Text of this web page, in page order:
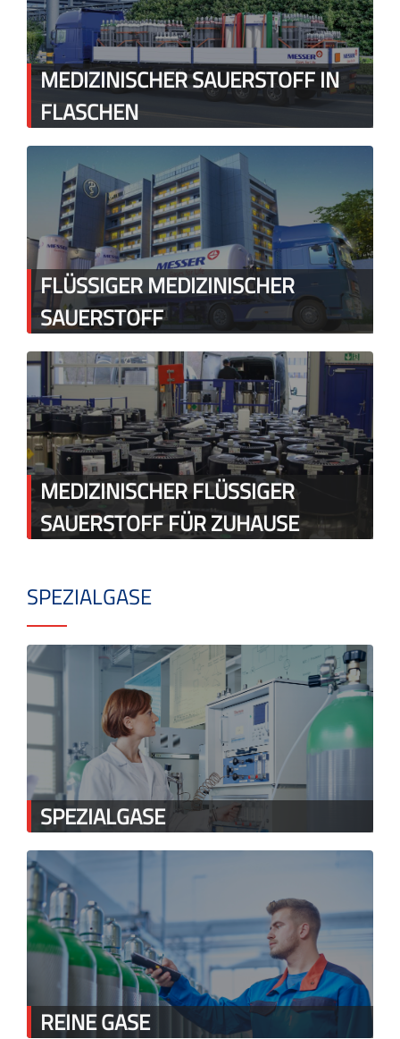
MEDIZINISCHER SAUERSTOFF IN
FLASCHEN
FLÜSSIGER MEDIZINISCHER
SAUERSTOFF
MEDIZINISCHER FLÜSSIGER
SAUERSTOFF FÜR ZUHAUSE
SPEZIALGASE
SPEZIALGASE
REINE GASE